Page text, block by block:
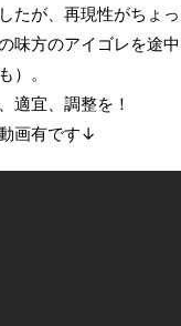
たが、再現性がちょ
味方のアイゴレを途
）。
適宜、調整を！
画有です↓